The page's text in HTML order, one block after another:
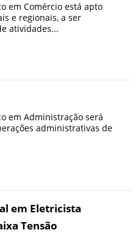
em Comércio está apto
e regionais, a ser
atividades...
em Administração será
administrativas de
em Eletricista
Tensão